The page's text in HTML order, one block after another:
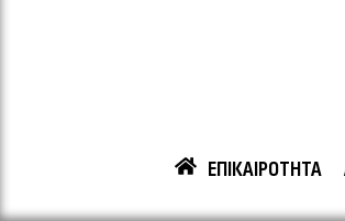
ΕΠΙΚΑΙΡΟΤΗΤΑ